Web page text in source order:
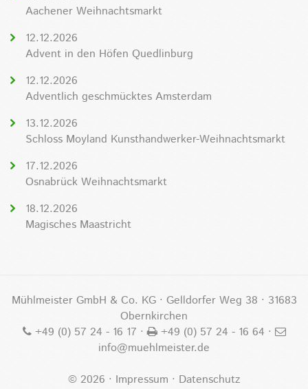
Aachener Weihnachtsmarkt
12.12.2026
Advent in den Höfen Quedlinburg
12.12.2026
Adventlich geschmücktes Amsterdam
13.12.2026
Schloss Moyland Kunsthandwerker-Weihnachtsmarkt
17.12.2026
Osnabrück Weihnachtsmarkt
18.12.2026
Magisches Maastricht
Mühlmeister GmbH & Co. KG · Gelldorfer Weg 38 · 31683
Obernkirchen
+49 (0) 57 24 - 16 17 ·
+49 (0) 57 24 - 16 64 ·
info@muehlmeister.de
© 2026 · Impressum · Datenschutz